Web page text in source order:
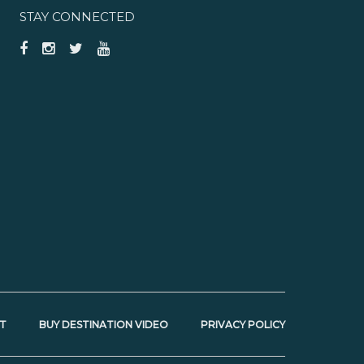
STAY CONNECTED
BUY DESTINATION VIDEO PRIVACY POLICY